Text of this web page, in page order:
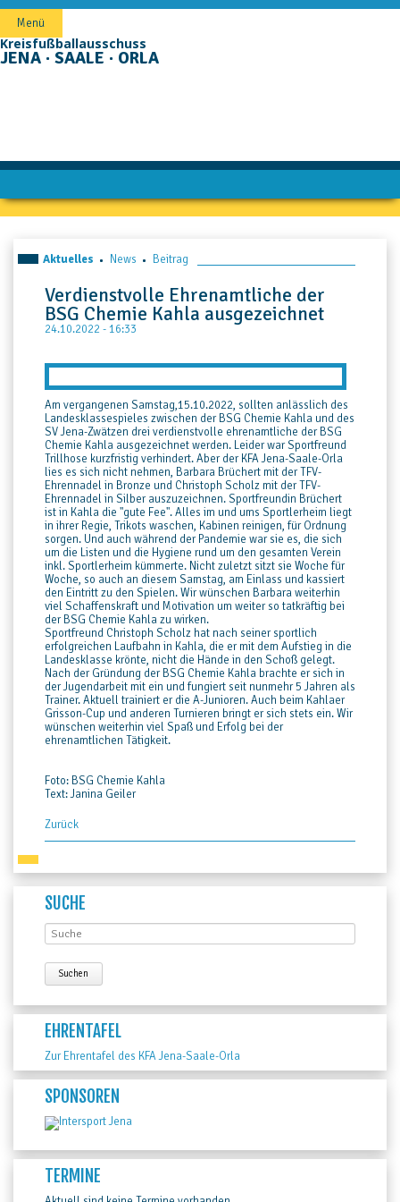
Navigation
überspringen
Menü
Kreisfußballausschuss
JENA · SAALE · ORLA
Aktuelles News Beitrag
Verdienstvolle Ehrenamtliche der
BSG Chemie Kahla ausgezeichnet
24.10.2022 - 16:33
Am vergangenen Samstag,15.10.2022, sollten anlässlich des
Landesklassespieles zwischen der BSG Chemie Kahla und des
SV Jena-Zwätzen drei verdienstvolle ehrenamtliche der BSG
Chemie Kahla ausgezeichnet werden. Leider war Sportfreund
Trillhose kurzfristig verhindert. Aber der KFA Jena-Saale-Orla
lies es sich nicht nehmen, Barbara Brüchert mit der TFV-
Ehrennadel in Bronze und Christoph Scholz mit der TFV-
Ehrennadel in Silber auszuzeichnen. Sportfreundin Brüchert
ist in Kahla die "gute Fee". Alles im und ums Sportlerheim liegt
in ihrer Regie, Trikots waschen, Kabinen reinigen, für Ordnung
sorgen. Und auch während der Pandemie war sie es, die sich
um die Listen und die Hygiene rund um den gesamten Verein
inkl. Sportlerheim kümmerte. Nicht zuletzt sitzt sie Woche für
Woche, so auch an diesem Samstag, am Einlass und kassiert
den Eintritt zu den Spielen. Wir wünschen Barbara weiterhin
viel Schaffenskraft und Motivation um weiter so tatkräftig bei
der BSG Chemie Kahla zu wirken.
Sportfreund Christoph Scholz hat nach seiner sportlich
erfolgreichen Laufbahn in Kahla, die er mit dem Aufstieg in die
Landesklasse krönte, nicht die Hände in den Schoß gelegt.
Nach der Gründung der BSG Chemie Kahla brachte er sich in
der Jugendarbeit mit ein und fungiert seit nunmehr 5 Jahren als
Trainer. Aktuell trainiert er die A-Junioren. Auch beim Kahlaer
Grisson-Cup und anderen Turnieren bringt er sich stets ein. Wir
wünschen weiterhin viel Spaß und Erfolg bei der
ehrenamtlichen Tätigkeit.
Foto: BSG Chemie Kahla
Text: Janina Geiler
Zurück
SUCHE
EHRENTAFEL
Zur Ehrentafel des KFA Jena-Saale-Orla
SPONSOREN
TERMINE